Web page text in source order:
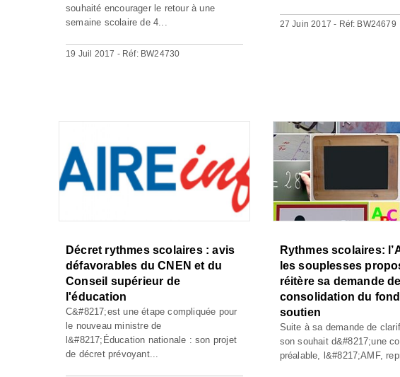
souhaité encourager le retour à une
semaine scolaire de 4...
19 Juil 2017 - Réf: BW24730
27 Juin 2017 - Réf: BW24679
Décret rythmes scolaires : avis
défavorables du CNEN et du
Conseil supérieur de
l'éducation
C&#8217;est une étape compliquée pour
le nouveau ministre de
l&#8217;Éducation nationale : son projet
de décret prévoyant...
Rythmes scolaires:
les souplesses
réitère sa demande de
consolidation du
soutien
Suite à sa demande de
son souhait d&#8217;une
préalable, l&#8217;AMF,